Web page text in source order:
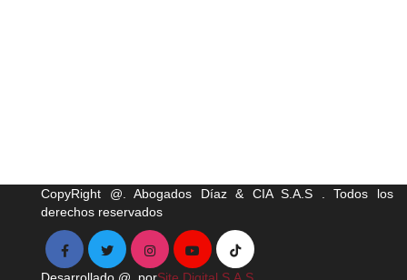
CopyRight @. Abogados Díaz & CIA S.A.S . Todos los
derechos reservados